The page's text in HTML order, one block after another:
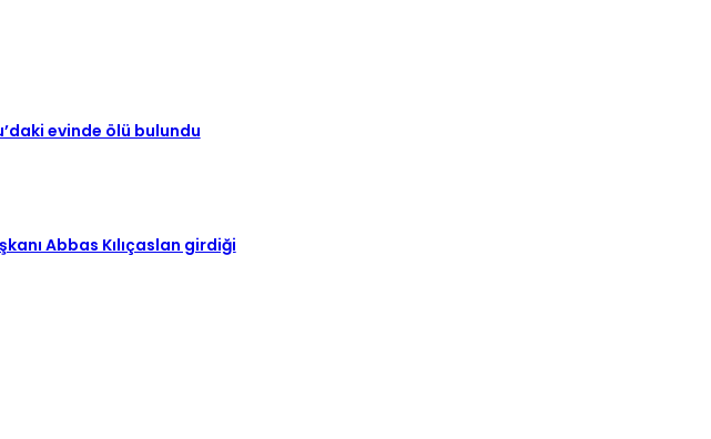
evinde ölü bulundu
Abbas Kılıçaslan girdiği